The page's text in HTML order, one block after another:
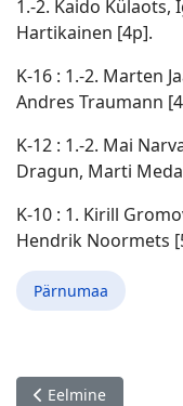
1.-2. Kaido
Hartikainen [4p].
K-16 : 1.-2. Marten
Andres Traumann
K-12 : 1.-2. Mai
Dragun, Marti
K-10 : 1. Kirill
Hendrik Noormets
Pärnumaa
Eelmine artikkel:
Eelmine